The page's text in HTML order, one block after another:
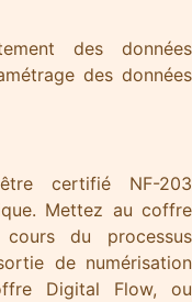
des données
des données
certifié NF-203
Mettez au coffre
du processus
de numérisation
Digital Flow, ou